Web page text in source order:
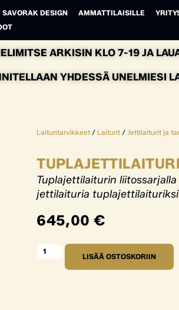
SAVORAK DESIGN AMMATTILAISILLE
ARKISIN KLO 7-19 JA
YHDESSÄ UNELMIESI
Laituritarvikkeet / Laiturit /Jettilaiturit ja
Tuplajettilaiturin
jettilaituria
645,00 €
LISÄÄ OSTOSKORIIN